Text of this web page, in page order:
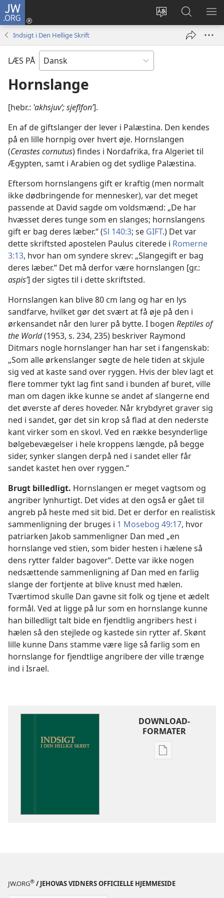
JW.ORG
Vælg
Log
på
vindue)
Søg
på
JW.ORG
VIS
Indsigt i Den Hellige Skrift
LÆS PÅ
Hornslange
[hebr.: ‛akhsjuvʹ; sjefīfonʹ].
En af de giftslanger der lever i Palæstina. Den kendes
på en lille hornpig over hvert øje. Hornslangen
(Cerastes cornutus) findes i Nordafrika, fra Algeriet til
Ægypten, samt i Arabien og det sydlige Palæstina.
Eftersom hornslangens gift er kraftig (men normalt
ikke dødbringende for mennesker), var det meget
passende at David sagde om voldsmænd: „De har
hvæsset deres tunge som en slanges; hornslangens
gift er bag deres læber.“ (Sl 140:3; se GIFT.) Det var
dette skriftsted apostelen Paulus citerede i Romerne
3:13, hvor han om syndere skrev: „Slangegift er bag
deres læber.“ Det må derfor være hornslangen [gr.:
aspisʹ] der sigtes til i dette skriftsted.
Hornslangen kan blive 80 cm lang og har en lys
sandfarve, hvilket gør det svært at få øje på den i
ørkensandet når den lurer på bytte. I bogen Reptiles of
the World(1953, s. 234, 235) beskriver Raymond
Ditmars nogle hornslanger han har set i fangenskab:
„Som alle ørkenslanger søgte de hele tiden at skjule
sig ved at kaste sand over ryggen. Hvis der blev lagt et
flere tommer tykt lag fint sand i bunden af buret, ville
man om dagen ikke kunne se andet af slangerne end
det øverste af deres hoveder. Når krybdyret graver sig
ned i sandet, gør det sin krop så flad at den nederste
kant virker som en skovl. Ved en række besynderlige
bølgebevægelser i hele kroppens længde, på begge
sider, synker slangen derpå ned i sandet eller får
sandet kastet hen over ryggen.“
Brugt billedligt. Hornslangen er meget vagtsom og
angriber lynhurtigt. Det vides at den også er gået til
angreb på heste med sit bid. Det er derfor en realistisk
sammenligning der bruges i 1 Mosebog 49:17, hvor
patriarken Jakob sammenligner Dan med „en
hornslange ved stien, som bider hesten i hælene så
dens rytter falder bagover“. Dette var ikke nogen
nedsættende sammenligning af Dan med en farlig
slange der fortjente at blive knust med hælen.
Tværtimod skulle Dan gavne sit folk og tjene et ædelt
formål. Ved at ligge på lur som en hornslange kunne
han billedligt talt bide en fjendtlig angribers hest i
hælen så den stejlede og kastede sin rytter af. Skønt
lille kunne Dans stamme være lige så farlig som en
hornslange for fjendtlige angribere der ville trænge
ind i Israel.
DOWNLOAD-
FORMATER
Indstillinger
JW.ORG® / JEHOVAS VIDNERS OFFICIELLE HJEMMESIDE